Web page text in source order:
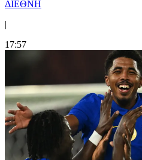
ΔΙΕΘΝΗ
|
17:57